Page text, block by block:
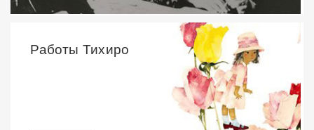
Работы Тихиро